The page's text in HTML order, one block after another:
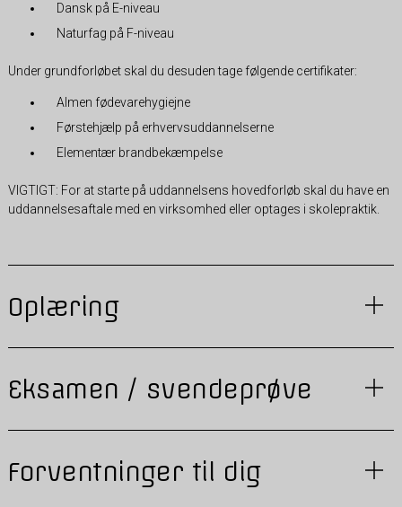
Dansk på E-niveau
Naturfag på F-niveau
Under grundforløbet skal du desuden tage følgende certifikater:
Almen fødevarehygiejne
Førstehjælp på erhvervsuddannelserne
Elementær brandbekæmpelse
VIGTIGT: For at starte på uddannelsens hovedforløb skal du have en
uddannelsesaftale med en virksomhed eller optages i skolepraktik.
Oplæring
Eksamen / svendeprøve
Forventninger til dig